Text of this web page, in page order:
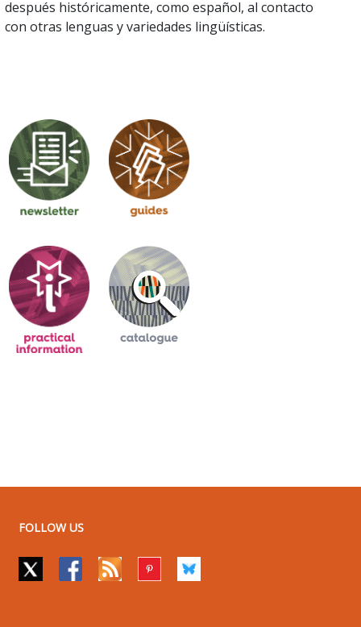
después históricamente, como español, al contacto
con otras lenguas y variedades lingüísticas.
FOLLOW US